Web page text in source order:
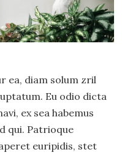
ea, diam solum zril
Eu odio dicta
ex sea habemus
qui. Patrioque
euripidis, stet